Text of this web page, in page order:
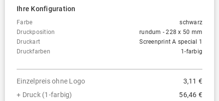
Ihre Konfiguration
Farbe
schwarz
Druckposition
rundum - 228 x 50 mm
Druckart
Screenprint A special 1
Druckfarben
1-farbig
Einzelpreis ohne Logo
3,11 €
+ Druck (1-farbig)
56,46 €